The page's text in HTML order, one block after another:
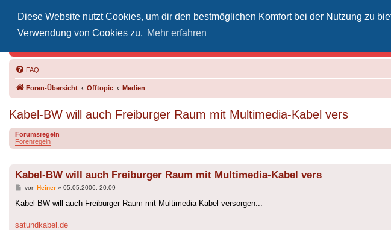
Diese Website nutzt Cookies, um dir den bestmöglichen Komfort bei der Nutzung zu
Verwendung von Cookies zu. Mehr erfahren
FAQ
Foren-Übersicht Offtopic Medien
Kabel-BW will auch Freiburger Raum mit Multimedia-Kabel vers
Forumsregeln
Forenregeln
Kabel-BW will auch Freiburger Raum mit Multimedia-Kabel vers
Beitrag
von Heiner» 05.05.2006, 20:09
Kabel-BW will auch Freiburger Raum mit Multimedia-Kabel versorgen...
satundkabel.de